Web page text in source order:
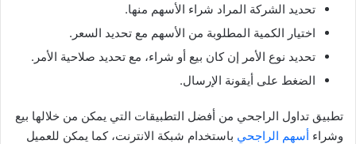
تحديد الشركة المراد شراء الأسهم منها.
اختيار الكمية المطلوبة من الأسهم مع تحديد السعر.
تحديد نوع الأمر إن كان بيع أو شراء، مع تحديد صلاحية الأمر.
الضغط على أيقونة الإرسال.
تطبيق تداول الراجحي من أفضل التطبيقات التي يمكن من خلالها بيع
وشراء أسهم الراجحي باستخدام شبكة الانترنت، كما يمكن للعميل